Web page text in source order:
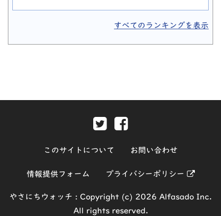
すべてのランキングを表示
Twitter-別ウィンドウで開きま
このサイトについて お問い合わせ
情報提供フォーム プライバシーポリシー 別ウィ
やさにちウォッチ : Copyright (c) 2026 Alfasado Inc.
All rights reserved.